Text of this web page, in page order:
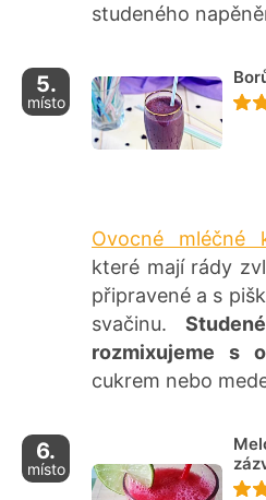
studeného
5.
místo
Ovocné mléčné
které mají rády
připravené a s
svačinu.
rozmixujeme s
cukrem nebo
6.
místo